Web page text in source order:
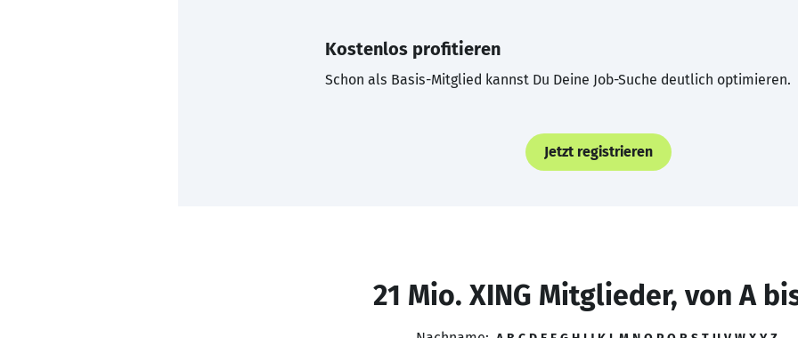
Kostenlos profitieren
Schon als Basis-Mitglied kannst Du Deine Job-Suche deutlich optimieren.
Jetzt registrieren
21 Mio. XING Mitglieder, von A